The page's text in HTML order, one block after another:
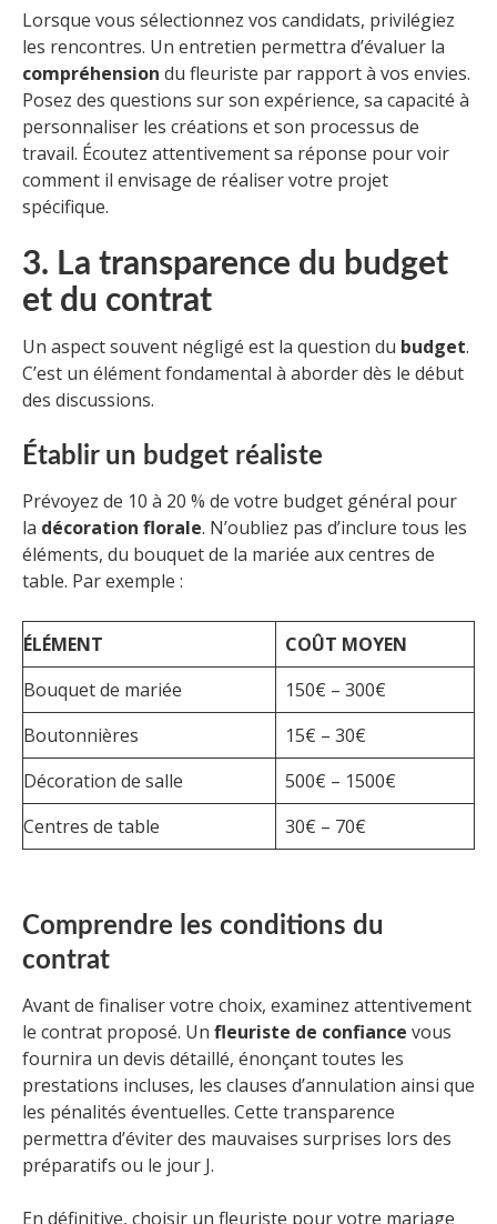
Lorsque vous sélectionnez vos candidats, privilégiez
les rencontres. Un entretien permettra d’évaluer la
compréhension du fleuriste par rapport à vos envies.
Posez des questions sur son expérience, sa capacité à
personnaliser les créations et son processus de
travail. Écoutez attentivement sa réponse pour voir
comment il envisage de réaliser votre projet
spécifique.
3. La transparence du budget
et du contrat
Un aspect souvent négligé est la question du budget.
C’est un élément fondamental à aborder dès le début
des discussions.
Établir un budget réaliste
Prévoyez de 10 à 20 % de votre budget général pour
la décoration florale. N’oubliez pas d’inclure tous les
éléments, du bouquet de la mariée aux centres de
table. Par exemple :
ÉLÉMENT
COÛT MOYEN
Bouquet de mariée
150€ – 300€
Boutonnières
15€ – 30€
Décoration de salle
500€ – 1500€
Centres de table
30€ – 70€
Comprendre les conditions du
contrat
Avant de finaliser votre choix, examinez attentivement
le contrat proposé. Un fleuriste de confiance vous
fournira un devis détaillé, énonçant toutes les
prestations incluses, les clauses d’annulation ainsi que
les pénalités éventuelles. Cette transparence
permettra d’éviter des mauvaises surprises lors des
préparatifs ou le jour J.
En définitive, choisir un fleuriste pour votre mariage